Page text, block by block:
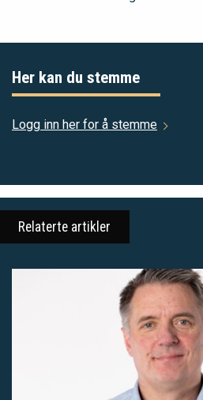
Her kan du stemme
Logg inn her for å stemme
Relaterte artikler